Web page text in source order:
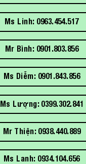
Ms Linh: 0963.454.517
Mr Bình: 0901.803.856
Ms Diễm: 0901.843.856
Ms Lượng: 0399.302.841
Mr Thiện: 0938.440.889
Ms Lanh: 0934.104.656